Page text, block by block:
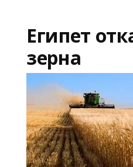
Египет
зерна